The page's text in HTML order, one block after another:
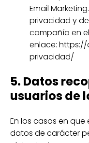
Email
privacidad y
compañía en
enlace:
privacidad/
5. Datos
usuarios de
En los casos en
datos de carácter